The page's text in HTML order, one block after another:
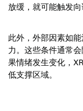
放缓，就可能触发向
此外，外部因素如
力。这些条件通常
果情绪发生变化，
低支撑区域。